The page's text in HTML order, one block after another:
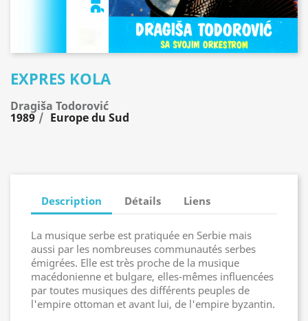
EXPRES KOLA
Dragiša Todorović
1989 Europe du Sud
Description Détails Liens
La musique serbe est pratiquée en Serbie mais
aussi par les nombreuses communautés serbes
émigrées. Elle est très proche de la musique
macédonienne et bulgare, elles-mêmes influencées
par toutes musiques des différents peuples de
l'empire ottoman et avant lui, de l'empire byzantin.